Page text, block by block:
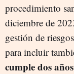
procedimiento
diciembre de
gestión de
para incluir
cumple dos